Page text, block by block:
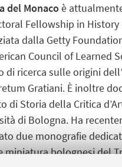
del Monacoè
Fellowship in History
dalla Getty
Council of Learned
di ricerca sulle origini
Gratiani. È inoltre
di Storia della Critica
di Bologna. Ha
due monografie
miniatura bolognesi del